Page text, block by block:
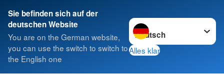
Sie befinden sich auf der
deutschen Website
You are on the German website,
you can use the switch to switch to
the English one
Sprache wechseln zu
Alles klar